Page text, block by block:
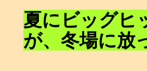
夏にビッグヒ
が、冬場に放